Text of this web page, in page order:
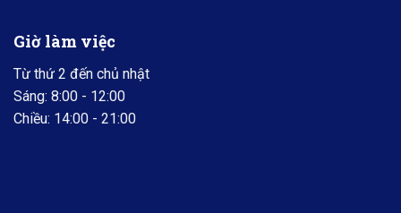
Giờ làm việc
Từ thứ 2 đến chủ nhật
Sáng: 8:00 - 12:00
Chiều: 14:00 - 21:00